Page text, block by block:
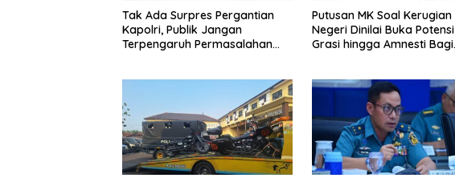
Tak Ada Surpres Pergantian
Kapolri, Publik Jangan
Terpengaruh Permasalahan
Putusan MK Soal Kerugian
Negeri Dinilai Buka Potensi
Grasi hingga Amnesti Bagi